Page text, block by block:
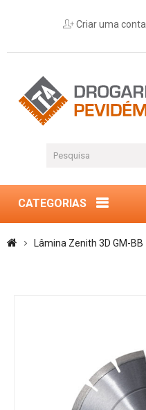
Criar uma conta
CATEGORIAS
Lâmina Zenith 3D GM-BB